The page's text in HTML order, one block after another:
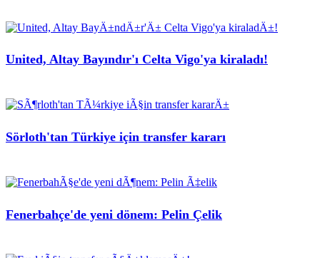
United, Altay Bayındır'ı Celta Vigo'ya kiraladı!
Sörloth'tan Türkiye için transfer kararı
Fenerbahçe'de yeni dönem: Pelin Çelik